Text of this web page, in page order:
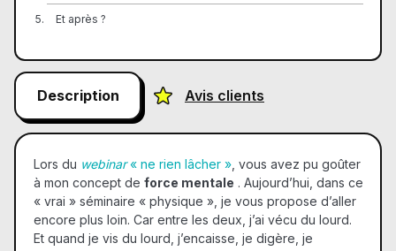
Et après ?
Description Avis clients
Lors du webinar« ne rien lâcher », vous avez pu goûter
à mon concept de force mentale . Aujourd’hui, dans ce
« vrai » séminaire « physique », je vous propose d’aller
encore plus loin. Car entre les deux, j’ai vécu du lourd.
Et quand je vis du lourd, j’encaisse, je digère, je